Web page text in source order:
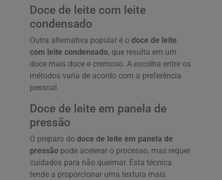
Doce de leite com leite
condensado
Outra alternativa popular é o doce de leite
com leite condensado, que resulta em um
doce mais doce e cremoso. A escolha entre os
métodos varia de acordo com a preferência
pessoal.
Doce de leite em panela de
pressão
O preparo do doce de leite em panela de
pressão pode acelerar o processo, mas requer
cuidados para não queimar. Esta técnica
tende a proporcionar uma textura mais